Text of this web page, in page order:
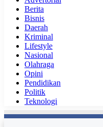
Berita
Bisnis
Daerah
Kriminal
Lifestyle
Nasional
Olahraga
Opini
Pendidikan
Politik
Teknologi